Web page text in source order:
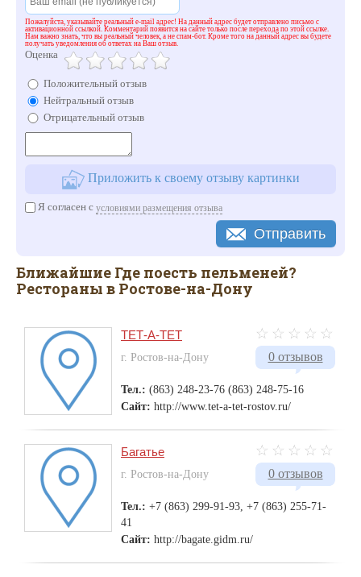
Пожалуйста, указывайте реальный e-mail адрес! На данный адрес будет отправлено письмо с
активационной ссылкой. Комментарий появится на сайте только после перехода по этой ссылке.
Нам важно знать, что вы реальный человек, а не спам-бот. Кроме того на данный адрес вы будете
получать уведомления об ответах на Ваш отзыв.
Оценка
Положительный отзыв
Нейтральный отзыв
Отрицательный отзыв
Приложить к своему отзыву картинки
Я согласен с условиями размещения отзыва
Отправить
Ближайшие Где поесть пельменей?
Рестораны в Ростове-на-Дону
0 отзывов
ТЕТ-А-ТЕТ
г. Ростов-на-Дону
Тел.: (863) 248-23-76 (863) 248-75-16
Сайт: http://www.tet-a-tet-rostov.ru/
0 отзывов
Багатье
г. Ростов-на-Дону
Тел.: +7 (863) 299-91-93, +7 (863) 255-71-
41
Сайт: http://bagate.gidm.ru/